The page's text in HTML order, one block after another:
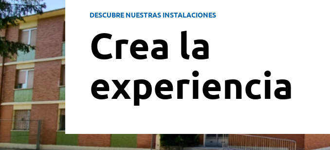
DESCUBRE NUESTRAS INSTALACIONES
Crea la
experiencia